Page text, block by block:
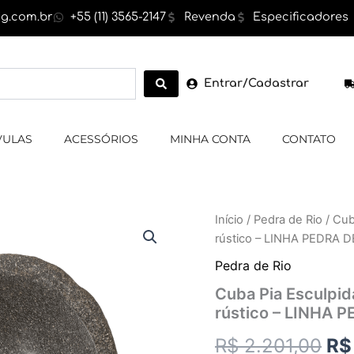
+55 (11) 3565-2147 Revenda Especificadores
Entrar/Cadastrar
ACESSÓRIOS MINHA CONTA CONTATO
Início / Pedra de Rio /
rústico – LINHA PEDRA
Pedra de Rio
Cuba Pia
rústico – LINHA
R$2.201,00
O
R$
Cuba
Pia
em
de
Rio,
cinza,exterior